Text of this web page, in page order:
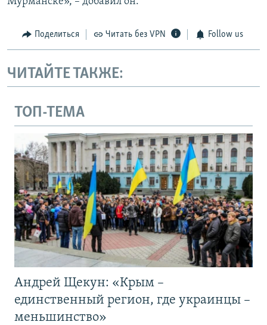
Поделиться Читать без VPN Follow us
ЧИТАЙТЕ ТАКЖЕ:
ТОП-ТЕМА
Андрей Щекун: «Крым –
единственный регион, где украинцы –
меньшинство»